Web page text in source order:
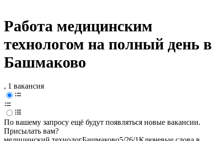
Работа медицинским
технологом на полный день в
Башмаково
, 1 вакансия
По вашему запросу ещё будут появляться новые вакансии.
Присылать вам?